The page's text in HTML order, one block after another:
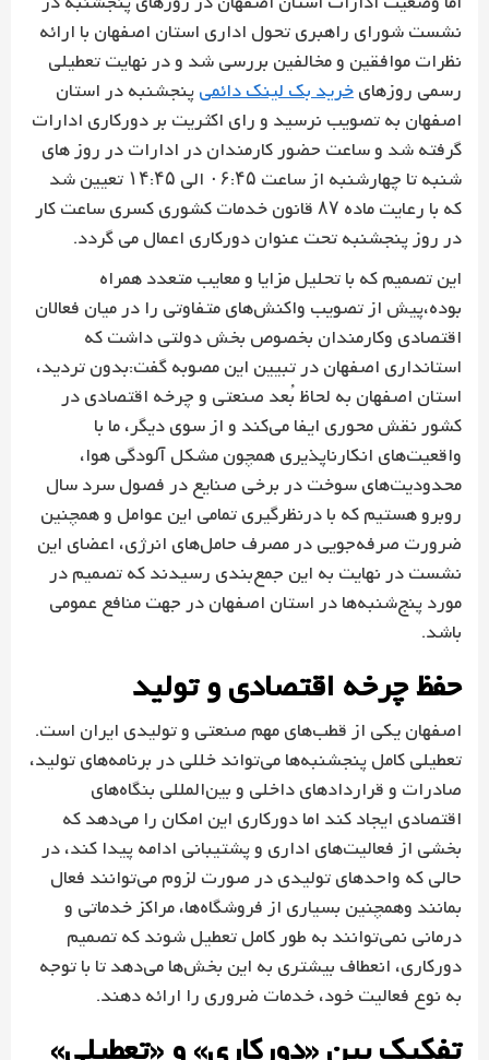
نشست شورای راهبری تحول اداری استان اصفهان با ارائه
نظرات موافقین و مخالفین بررسی شد و در نهایت تعطیلی
رسمی روزهایخرید بک لینک دائمیپنجشنبه در استان
اصفهان به تصویب نرسید و رای اکثریت بر دورکاری ادارات
گرفته شد و ساعت حضور کارمندان در ادارات در روز های
شنبه تا چهارشنبه از ساعت ۰۶:۴۵ الی ۱۴:۴۵ تعیین شد
که با رعایت ماده ۸۷ قانون خدمات کشوری کسری ساعت کار
در روز پنجشنبه تحت عنوان دورکاری اعمال می گردد.
این تصمیم که با تحلیل مزایا و معایب متعدد همراه
بوده،پیش از تصویب واکنش‌های متفاوتی را در میان فعالان
اقتصادی وکارمندان بخصوص بخش دولتی داشت که
استانداری اصفهان در تبیین این مصوبه گفت:بدون تردید،
استان اصفهان به لحاظ بُعد صنعتی و چرخه اقتصادی در
کشور نقش محوری ایفا می‌کند و از سوی دیگر، ما با
واقعیت‌های انکارناپذیری همچون مشکل آلودگی هوا،
محدودیت‌های سوخت در برخی صنایع در فصول سرد سال
روبرو هستیم که با درنظرگیری تمامی این عوامل و همچنین
ضرورت صرفه‌جویی در مصرف حامل‌های انرژی، اعضای این
نشست در نهایت به این جمع‌بندی رسیدند که تصمیم در
مورد پنج‌شنبه‌ها در استان اصفهان در جهت منافع عمومی
باشد.
حفظ چرخه اقتصادی و تولید
اصفهان یکی از قطب‌های مهم صنعتی و تولیدی ایران است.
تعطیلی کامل پنجشنبه‌ها می‌تواند خللی در برنامه‌های تولید،
صادرات و قراردادهای داخلی و بین‌المللی بنگاه‌های
اقتصادی ایجاد کند اما دورکاری این امکان را می‌دهد که
بخشی از فعالیت‌های اداری و پشتیبانی ادامه پیدا کند، در
حالی که واحدهای تولیدی در صورت لزوم می‌توانند فعال
بمانند وهمچنین بسیاری از فروشگاه‌ها، مراکز خدماتی و
درمانی نمی‌توانند به طور کامل تعطیل شوند که تصمیم
دورکاری، انعطاف بیشتری به این بخش‌ها می‌دهد تا با توجه
به نوع فعالیت خود، خدمات ضروری را ارائه دهند.